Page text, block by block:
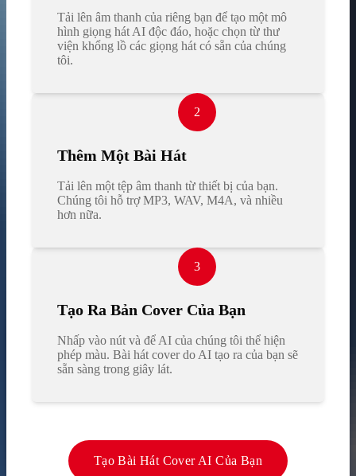
Tải lên âm thanh của riêng bạn để tạo một mô
hình giọng hát AI độc đáo, hoặc chọn từ thư
viện khổng lồ các giọng hát có sẵn của chúng
tôi.
2
Thêm Một Bài Hát
Tải lên một tệp âm thanh từ thiết bị của bạn.
Chúng tôi hỗ trợ MP3, WAV, M4A, và nhiều
hơn nữa.
3
Tạo Ra Bản Cover Của Bạn
Nhấp vào nút và để AI của chúng tôi thể hiện
phép màu. Bài hát cover do AI tạo ra của bạn sẽ
sẵn sàng trong giây lát.
Tạo Bài Hát Cover AI Của Bạn